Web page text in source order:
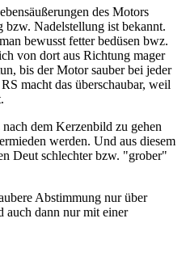
des Motors
bzw. Nadelstellung ist bekannt.
bewusst fetter bedüsen bwz.
von dort aus Richtung mager
bis der Motor sauber bei jeder
macht das überschaubar, weil
dem Kerzenbild zu gehen
werden. Und aus diesem
Deut schlechter bzw. "grober"
Abstimmung nur über
auch dann nur mit einer